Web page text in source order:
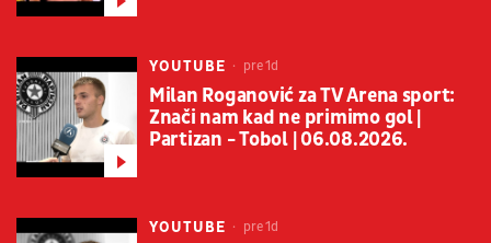
YOUTUBE pre 1d
Milan Roganović za TV Arena sport:
Znači nam kad ne primimo gol |
Partizan - Tobol | 06.08.2026.
YOUTUBE pre 1d